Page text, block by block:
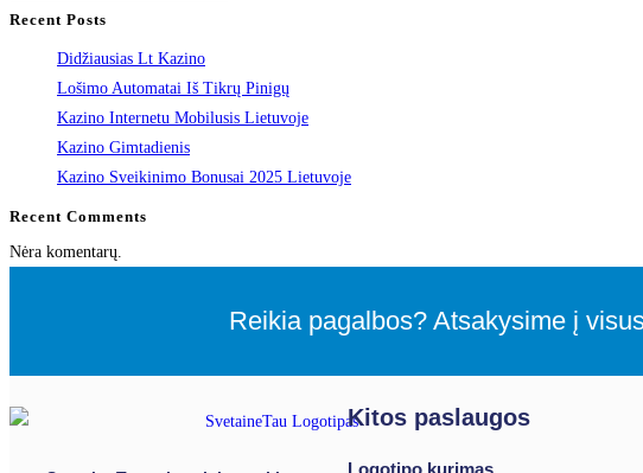
Recent Posts
Didžiausias Lt Kazino
Lošimo Automatai Iš Tikrų Pinigų
Kazino Internetu Mobilusis Lietuvoje
Kazino Gimtadienis
Kazino Sveikinimo Bonusai 2025 Lietuvoje
Recent Comments
Nėra komentarų.
Reikia pagalbos? Atsakysime į
Kitos paslaugos
Logotipo kurimas